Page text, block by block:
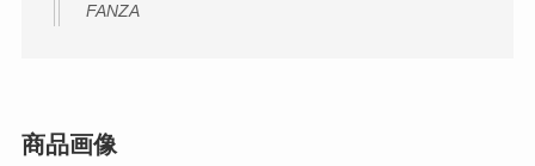
FANZA
商品画像